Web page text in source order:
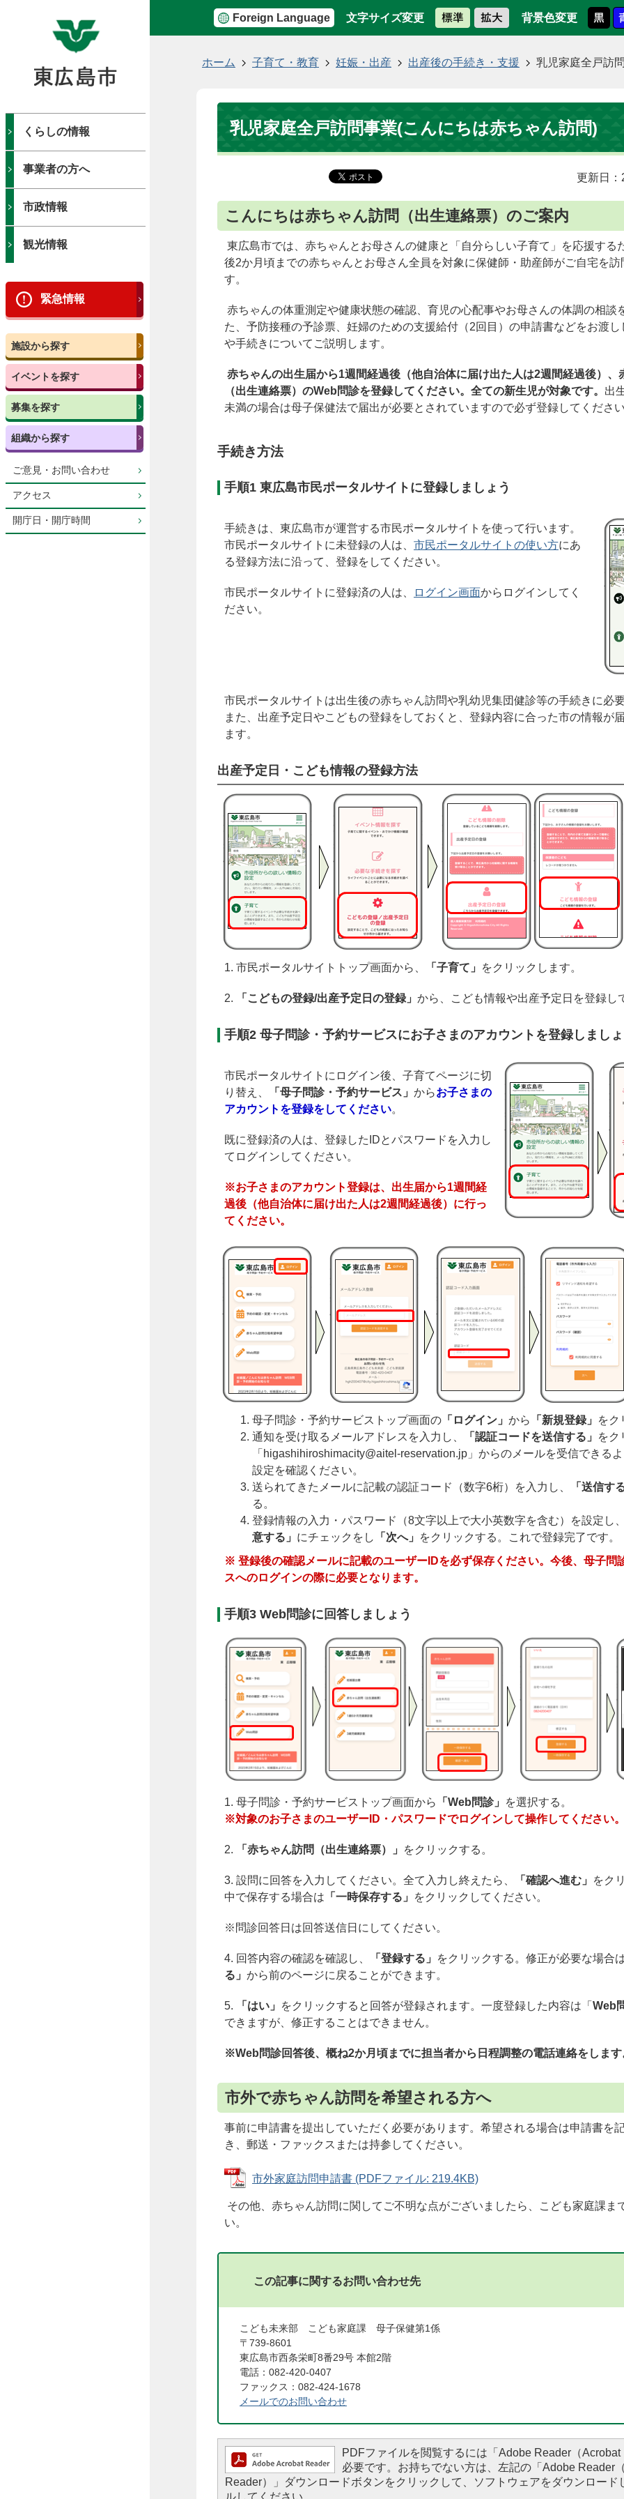
Foreign Language 文字サイズ変更 背景色変更
くらしの情報
事業者の方へ
市政情報
観光情報
緊急情報
施設から探す
イベントを探す
募集を探す
組織から探す
ご意見・お問い合わせ
アクセス
開庁日・開庁時間
ホーム 子育て・教育 妊娠・出産 出産後の手続き・支援 乳児家庭全戸訪
乳児家庭全戸訪問事業(こんにちは赤ちゃん訪問)
更新日
こんにちは赤ちゃん訪問（出生連絡票）のご案内
東広島市では、赤ちゃんとお母さんの健康と「自分らしい子育て」を応援する
後2か月頃までの赤ちゃんとお母さん全員を対象に保健師・助産師がご自宅を訪
す。
赤ちゃんの体重測定や健康状態の確認、育児の心配事やお母さんの体調の相談
た、予防接種の予診票、妊婦のための支援給付（2回目）の申請書などをお渡し
や手続きについてご説明します。
赤ちゃんの出生届から1週間経過後（他自治体に届け出た人は2週間経過後）、
（出生連絡票）のWeb問診を登録してください。全ての新生児が対象です。 出
未満の場合は母子保健法で届出が必要とされていますので必ず登録してくださ
手続き方法
手順1 東広島市民ポータルサイトに登録しましょう
手続きは、東広島市が運営する市民ポータルサイトを使って行います。
市民ポータルサイトに未登録の人は、 市民ポータルサイトの使い方にあ
る登録方法に沿って、登録をしてください。
市民ポータルサイトに登録済の人は、 ログイン画面からログインしてく
ださい。
市民ポータルサイトは出生後の赤ちゃん訪問や乳幼児集団健診等の手続きに必
また、出産予定日やこどもの登録をしておくと、登録内容に合った市の情報が
ます。
出産予定日・こども情報の登録方法
1. 市民ポータルサイトトップ画面から、 「子育て」 をクリックします。
2. 「こどもの登録/出産予定日の登録」 から、こども情報や出産予定日を登録し
手順2 母子問診・予約サービスにお子さまのアカウントを登録しまし
市民ポータルサイトにログイン後、子育てページに切
り替え、
「母子問診・予約サービス」 からお子さまの
アカウントを登録をしてください。
既に登録済の人は、登録したIDとパスワードを入力し
てログインしてください。
※お子さまのアカウント登録は、出生届から1週間経
過後（他自治体に届け出た人は2週間経過後）に行っ
てください。
母子問診・予約サービストップ画面の 「ログイン」 から 「新規登録」
をク
通知を受け取るメールアドレスを入力し、
「認証コードを送信する」
をク
「higashihiroshimacity@aitel-reservation.jp」からのメールを受信できる
設定を確認ください。
送られてきたメールに記載の認証コード（数字6桁）を入力し、
「送信す
る。
登録情報の入力・パスワード（8文字以上で大小英数字を含む）を設定し
意する」 にチェックをし 「次へ」
をクリックする。これで登録完了です。
※ 登録後の確認メールに記載のユーザーIDを必ず保存ください。今後、母子問
スへのログインの際に必要となります。
手順3 Web問診に回答しましょう
1. 母子問診・予約サービストップ画面から 「Web問診」
を選択する。
※対象のお子さまのユーザーID・パスワードでログインして操作してください
2. 「赤ちゃん訪問（出生連絡票）」 をクリックする。
3. 設問に回答を入力してください。全て入力し終えたら、 「確認へ進む」
をク
中で保存する場合は 「一時保存する」 をクリックしてください。
※問診回答日は回答送信日にしてください。
4. 回答内容の確認を確認し、 「登録する」
をクリックする。修正が必要な場合
る」 から前のページに戻ることができます。
5. 「はい」 をクリックすると回答が登録されます。一度登録した内容は「 Web
できますが、修正することはできません。
※Web問診回答後、概ね2か月頃までに担当者から日程調整の電話連絡をします
市外で赤ちゃん訪問を希望される方へ
事前に申請書を提出していただく必要があります。希望される場合は申請書を
き、郵送・ファックスまたは持参してください。
市外家庭訪問申請書 (PDFファイル: 219.4KB)
その他、赤ちゃん訪問に関してご不明な点がございましたら、こども家庭課ま
い。
この記事に関するお問い合わせ先
こども未来部 こども家庭課 母子保健第1係
〒739-8601
東広島市西条栄町8番29号 本館2階
電話：082-420-0407
ファックス：082-424-1678
メールでのお問い合わせ
PDFファイルを閲覧するには「Adobe Reader（
必要です。お持ちでない方は、左記の「Adobe Reader
Reader）」ダウンロードボタンをクリックして、ソフトウェアをダウンロード
ルしてください。